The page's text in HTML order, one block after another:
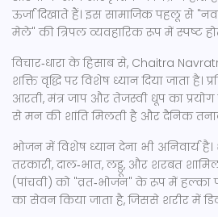
ऊर्जा दिखाते हैं। इस सामाजिक पहलू से
मेले" की त्रिपल व्यवहारिक रूप में स्पष्ट
विचार‑धारा के हिसाब से, Chaitra
शक्ति वृद्धि पर विशेष ध्यान दिया जाता है।
आरती, मंत्र जाप और तेजस्वी धूप का
से मन की शांति मिलती है और दैनिक
भोजन में विशेष ध्यान देना भी अनिवार्य
तरकारी, दाल‑भात, लड्डू, और शरबत
(पांचवी) को "व्रत‑भोजन" के रूप में हल्का
का सेवन किया जाता है, जिससे शरीर में